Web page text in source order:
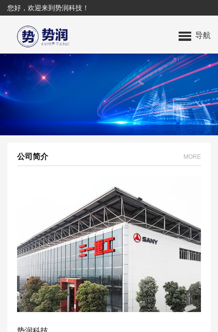
您好，欢迎来到势润科技！
导航
公司简介 MORE